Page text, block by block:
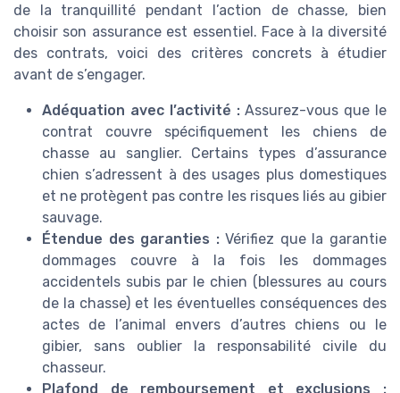
de la tranquillité pendant l’action de chasse, bien
choisir son assurance est essentiel. Face à la diversité
des contrats, voici des critères concrets à étudier
avant de s’engager.
Adéquation avec l’activité :Assurez-vous que le
contrat couvre spécifiquement les chiens de
chasse au sanglier. Certains types d’assurance
chien s’adressent à des usages plus domestiques
et ne protègent pas contre les risques liés au gibier
sauvage.
Étendue des garanties :Vérifiez que la garantie
dommages couvre à la fois les dommages
accidentels subis par le chien (blessures au cours
de la chasse) et les éventuelles conséquences des
actes de l’animal envers d’autres chiens ou le
gibier, sans oublier la responsabilité civile du
chasseur.
Plafond de remboursement et exclusions :